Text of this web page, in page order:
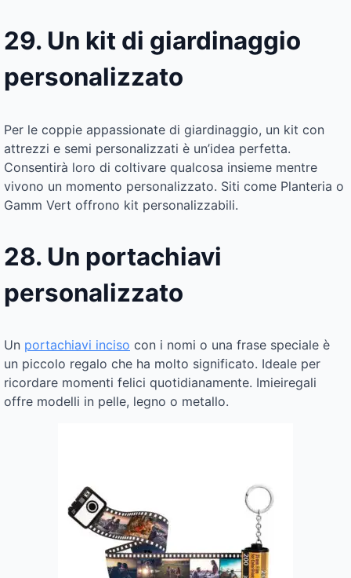
29. Un kit di giardinaggio
personalizzato
Per le coppie appassionate di giardinaggio, un kit con
attrezzi e semi personalizzati è un’idea perfetta.
Consentirà loro di coltivare qualcosa insieme mentre
vivono un momento personalizzato. Siti come Planteria o
Gamm Vert offrono kit personalizzabili.
28. Un portachiavi
personalizzato
Un portachiavi inciso con i nomi o una frase speciale è
un piccolo regalo che ha molto significato. Ideale per
ricordare momenti felici quotidianamente. Imieiregali
offre modelli in pelle, legno o metallo.